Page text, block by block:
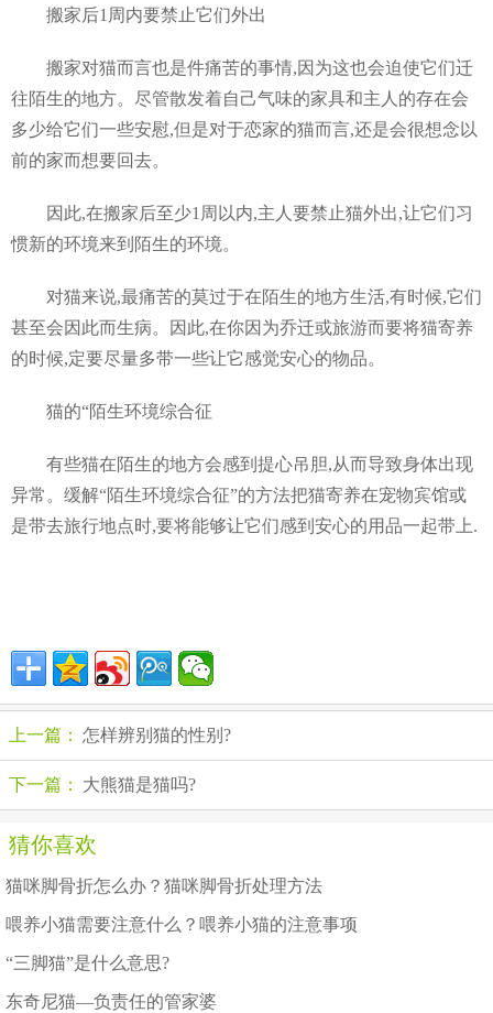
搬家后1周内要禁止它们外出
搬家对猫而言也是件痛苦的事情,因为这也会迫使它们迁
往陌生的地方。尽管散发着自己气味的家具和主人的存在会
多少给它们一些安慰,但是对于恋家的猫而言,还是会很想念以
前的家而想要回去。
因此,在搬家后至少1周以内,主人要禁止猫外出,让它们习
惯新的环境来到陌生的环境。
对猫来说,最痛苦的莫过于在陌生的地方生活,有时候,它们
甚至会因此而生病。因此,在你因为乔迁或旅游而要将猫寄养
的时候,定要尽量多带一些让它感觉安心的物品。
猫的“陌生环境综合征
有些猫在陌生的地方会感到提心吊胆,从而导致身体出现
异常。缓解“陌生环境综合征”的方法把猫寄养在宠物宾馆或
是带去旅行地点时,要将能够让它们感到安心的用品一起带上.
上一篇： 怎样辨别猫的性别?
下一篇： 大熊猫是猫吗?
猜你喜欢
猫咪脚骨折怎么办？猫咪脚骨折处理方法
喂养小猫需要注意什么？喂养小猫的注意事项
“三脚猫”是什么意思?
东奇尼猫—负责任的管家婆